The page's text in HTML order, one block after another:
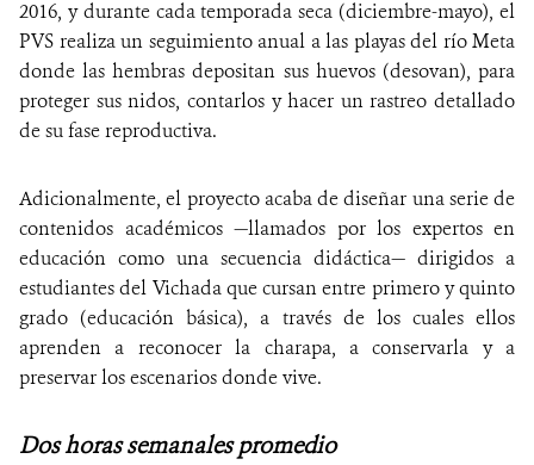
2016, y durante cada temporada seca (diciembre-mayo), el
PVS realiza un seguimiento anual a las playas del río Meta
donde las hembras depositan sus huevos (desovan), para
proteger sus nidos, contarlos y hacer un rastreo detallado
de su fase reproductiva.
Adicionalmente, el proyecto acaba de diseñar una serie de
contenidos académicos —llamados por los expertos en
educación como una secuencia didáctica— dirigidos a
estudiantes del Vichada que cursan entre primero y quinto
grado (educación básica), a través de los cuales ellos
aprenden a reconocer la charapa, a conservarla y a
preservar los escenarios donde vive.
Dos horas semanales promedio